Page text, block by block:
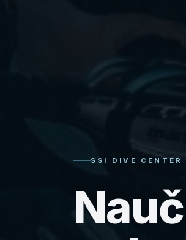
SSI DIVE CENTER